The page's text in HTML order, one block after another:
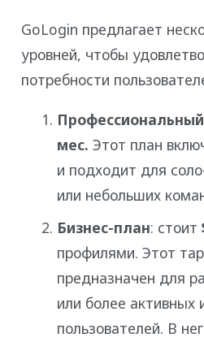
GoLogin предлагает
уровней, чтобы
потребности
Профессиональный
мес. Этот план
и подходит для
или небольших
Бизнес-план: стоит
профилями. Этот
предназначен для
или более активных
пользователей. В